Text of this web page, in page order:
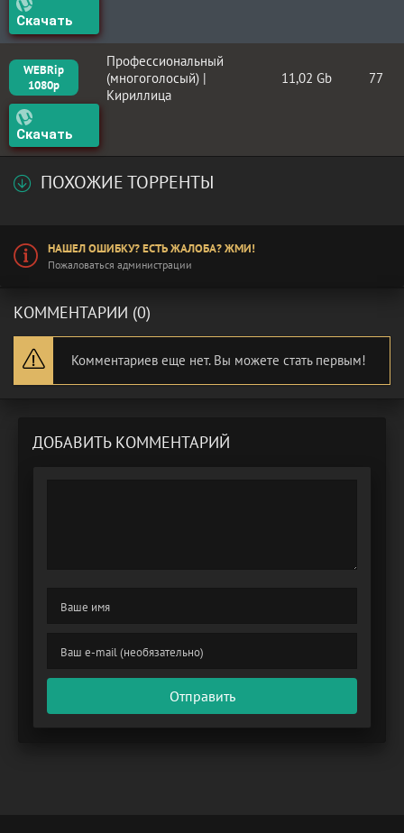
Скачать
WEBRip
1080p
Профессиональный
(многоголосый) |
Кириллица
11,02 Gb 77
Скачать
ПОХОЖИЕ ТОРРЕНТЫ
НАШЕЛ ОШИБКУ? ЕСТЬ ЖАЛОБА? ЖМИ!
Пожаловаться администрации
КОММЕНТАРИИ (0)
Комментариев еще нет. Вы можете стать первым!
ДОБАВИТЬ КОММЕНТАРИЙ
Отправить